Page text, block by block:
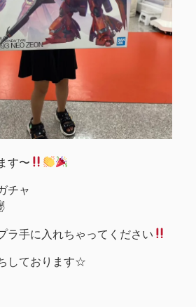
す〜
チャ
ラ手に入れちゃってください
しております☆